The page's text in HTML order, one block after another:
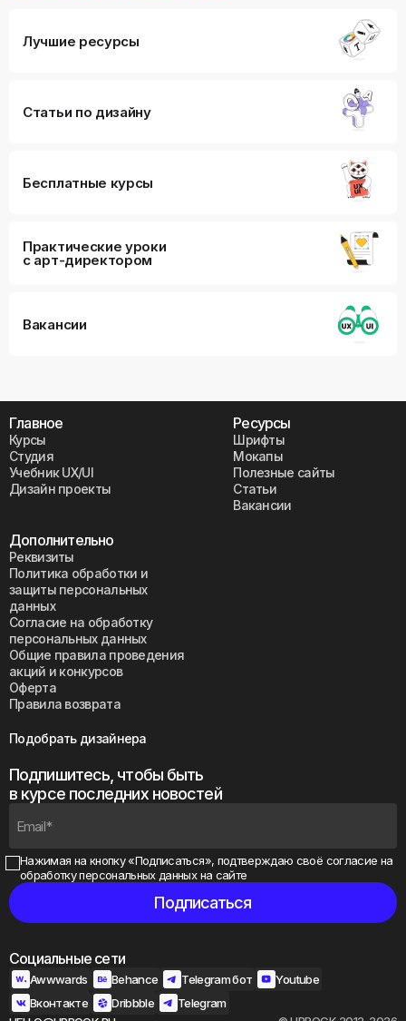
Лучшие ресурсы
Статьи по дизайну
Бесплатные курсы
Практические уроки
с арт-директором
Вакансии
Главное
Курсы
Студия
Учебник UX/UI
Дизайн проекты
Ресурсы
Шрифты
Мокапы
Полезные сайты
Статьи
Вакансии
Дополнительно
Реквизиты
Политика обработки и
защиты персональных
данных
Согласие на обработку
персональных данных
Общие правила проведения
акций и конкурсов
Оферта
Правила возврата
Социальные сети
Awwwards Behance Telegram бот
Youtube
Вконтакте
Dribbble
Telegram
Подпишитесь, чтобы быть
в курсе последних новостей
Нажимая на кнопку «Подписаться», подтверждаю своё согласие на
обработку персональных данных на сайте
Подобрать дизайнера